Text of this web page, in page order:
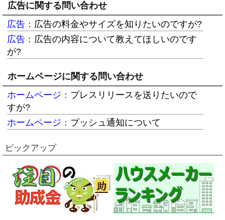
広告に関する問い合わせ
広告 ： 広告の料金やサイズを知りたいのですが?
広告 ： 広告の内容について教えてほしいのです
が?
ホームページに関する問い合わせ
ホームページ ： プレスリリースを送りたいので
すが?
ホームページ ： プッシュ通知について
ピックアップ